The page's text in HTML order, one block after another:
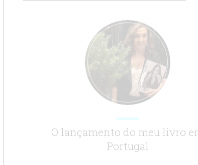
O lançamento do meu livro em
Portugal